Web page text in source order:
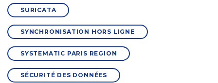
SURICATA
SYNCHRONISATION HORS LIGNE
SYSTEMATIC PARIS REGION
SÉCURITÉ DES DONNÉES